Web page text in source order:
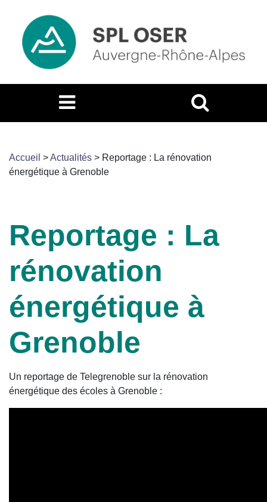
Accueil >Actualités > Reportage : La rénovation
énergétique à Grenoble
Reportage : La
rénovation
énergétique à
Grenoble
Un reportage de Telegrenoble sur la rénovation
énergétique des écoles à Grenoble :